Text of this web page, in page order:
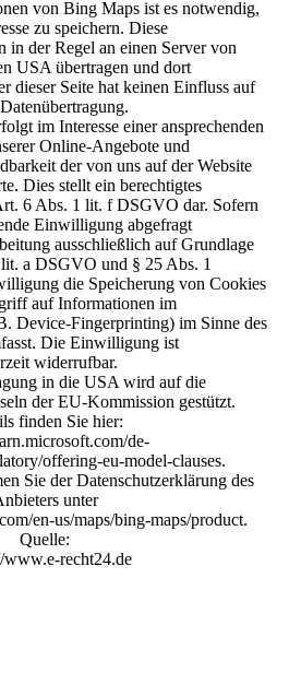
von Bing Maps ist es notwendig,
zu speichern. Diese
in der Regel an einen Server von
USA übertragen und dort
dieser Seite hat keinen Einfluss auf
im Interesse einer ansprechenden
Online-Angebote und
der von uns auf der Website
Dies stellt ein berechtigtes
6 Abs. 1 lit. f DSGVO dar. Sofern
Einwilligung abgefragt
ausschließlich auf Grundlage
a DSGVO und § 25 Abs. 1
die Speicherung von Cookies
auf Informationen im
Device-Fingerprinting) im Sinne des
Die Einwilligung ist
widerrufbar.
in die USA wird auf die
der EU-Kommission gestützt.
finden Sie hier:
de-
offering-eu-model-clauses.
Sie der Datenschutzerklärung des
unter
en-us/maps/bing-maps/product.
Quelle:
www.e-recht24.de